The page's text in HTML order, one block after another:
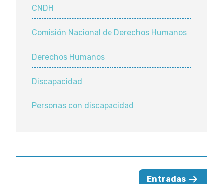
CNDH
CNDH
Comisión Nacional de Derechos Humanos
Derechos Humanos
Discapacidad
Personas con discapacidad
Entradas